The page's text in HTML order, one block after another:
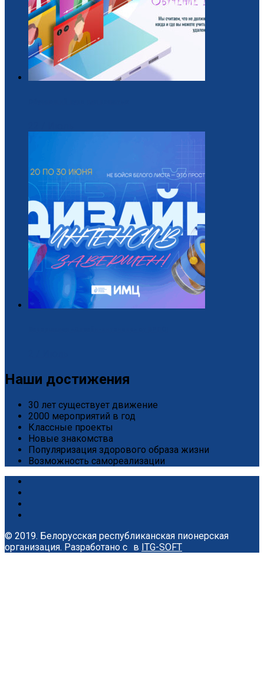
Наши достижения
30 лет существует движение
2000 мероприятий в год
Классные проекты
Новые знакомства
Популяризация здорового образа жизни
Возможность самореализации
© 2019. Белорусская республиканская пионерская
организация. Разработано с в ITG-SOFT